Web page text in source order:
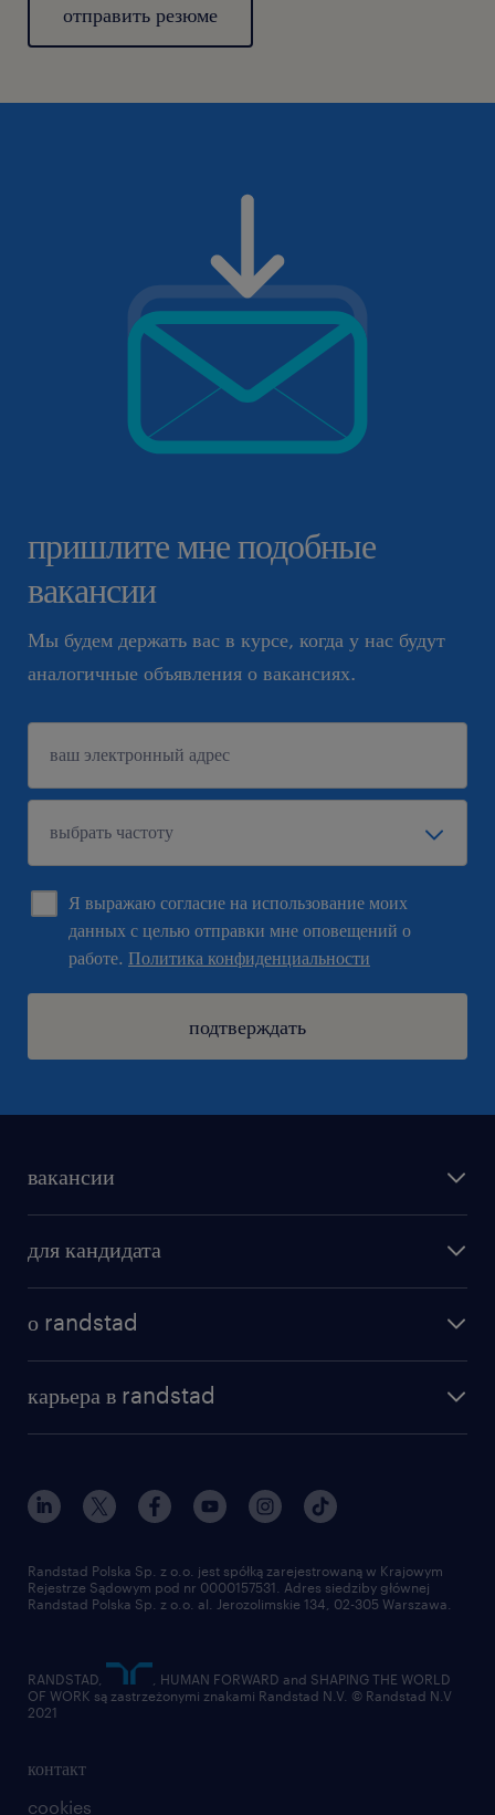
отправить резюме
пришлите мне подобные
вакансии
Мы будем держать вас в курсе, когда у нас будут
аналогичные объявления о вакансиях.
Я выражаю согласие на использование моих
данных с целью отправки мне оповещений о
работе. Политика конфиденциальности
подтверждать
вакансии
бонусы для работников
для кандидата
о randstad
институт исследований randstad
для медиа
для поставщиков
карьера в randstad
наш мир
работа в randstad
отправить резюме
контакт
cookies
Randstad Polska Sp. z o.o. jest spółką zarejestrowaną w Krajowym
Rejestrze Sądowym pod nr 0000157531. Adres siedziby głównej
Randstad Polska Sp. z o.o. al. Jerozolimskie 134, 02-305 Warszawa.
RANDSTAD,
, HUMAN FORWARD and SHAPING THE WORLD
OF WORK są zastrzeżonymi znakami Randstad N.V. © Randstad N.V
2021